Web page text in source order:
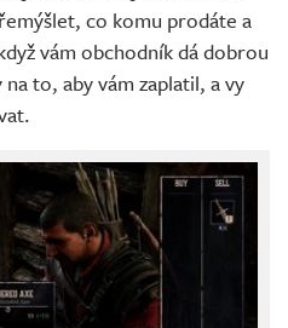
co komu prodáte a
vám obchodník dá dobrou
to, aby vám zaplatil, a vy